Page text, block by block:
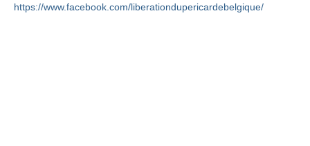
https://www.facebook.com/liberationdupericardebelgique/